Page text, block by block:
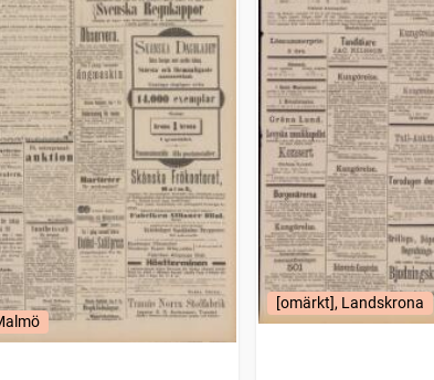
[omärkt], Landskrona